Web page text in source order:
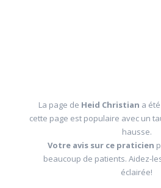
La page de Heid Christian a
cette page est populaire avec un
hausse.
Votre avis sur ce praticien
beaucoup de patients. Aidez-
éclairée!